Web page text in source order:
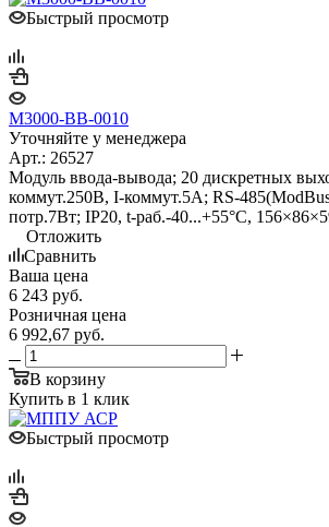
Быстрый просмотр
М3000-ВВ-0010
Уточняйте у менеджера
Арт.: 26527
Модуль ввода-вывода; 20 дискретных
коммут.250В, I-коммут.5А; RS-
потр.7Вт; IP20, t-раб.-40...+55°С,
Отложить
Сравнить
Ваша цена
6 243 руб.
Розничная цена
6 992,67 руб.
В корзину
Купить в 1 клик
Быстрый просмотр